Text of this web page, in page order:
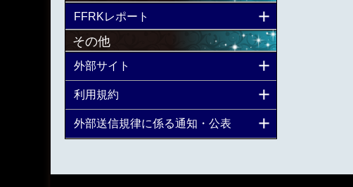
FFRKレポート
その他
外部サイト
利用規約
外部送信規律に係る通知・公表